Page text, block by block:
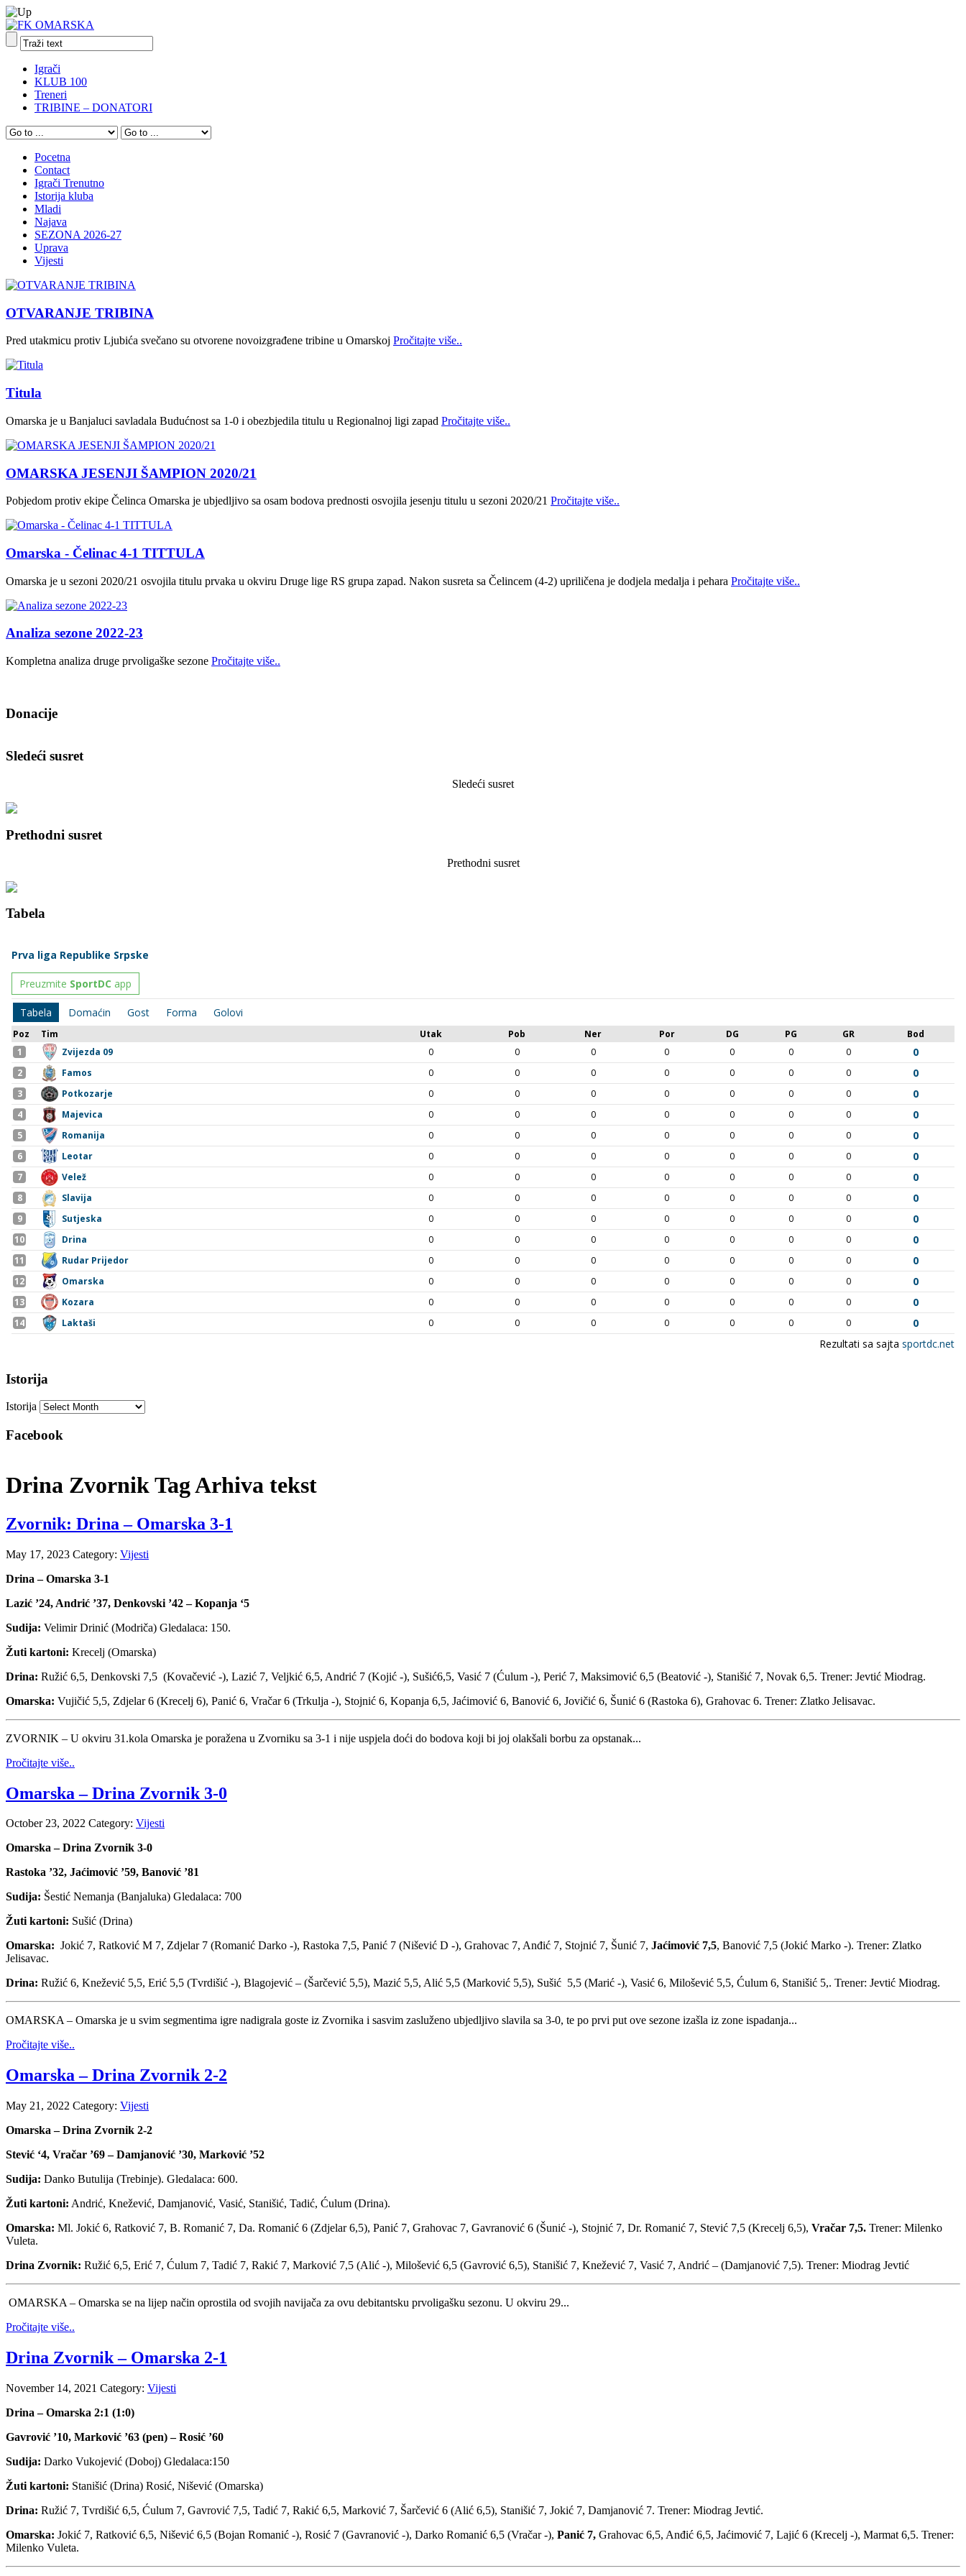
Igrači
KLUB 100
Treneri
TRIBINE – DONATORI
Pocetna
Contact
Igrači Trenutno
Istorija kluba
Mladi
Najava
SEZONA 2026-27
Uprava
Vijesti
OTVARANJE TRIBINA
Pred utakmicu protiv Ljubića svečano su otvorene novoizgrađene tribine u Omarskoj Pročitajte više..
Titula
Omarska je u Banjaluci savladala Budućnost sa 1-0 i obezbjedila titulu u Regionalnoj ligi zapad Pročitajte više..
OMARSKA JESENJI ŠAMPION 2020/21
Pobjedom protiv ekipe Čelinca Omarska je ubjedljivo sa osam bodova prednosti osvojila jesenju titulu u sezoni 2020/21 Pročitajte više..
Omarska - Čelinac 4-1 TITTULA
Omarska je u sezoni 2020/21 osvojila titulu prvaka u okviru Druge lige RS grupa zapad. Nakon susreta sa Čelincem (4-2) upriličena je dodjela medalja i pehara Pročitajte više..
Analiza sezone 2022-23
Kompletna analiza druge prvoligaške sezone Pročitajte više..
Donacije
Sledeći susret
Sledeći susret
Prethodni susret
Prethodni susret
Tabela
Istorija
Istorija
Facebook
Drina Zvornik Tag Arhiva tekst
Zvornik: Drina – Omarska 3-1
May 17, 2023 Category: Vijesti
Drina – Omarska 3-1
Lazić ’24, Andrić ’37, Denkovski ’42 – Kopanja ‘5
Sudija: Velimir Drinić (Modriča) Gledalaca: 150.
Žuti kartoni: Krecelj (Omarska)
Drina: Ružić 6,5, Denkovski 7,5 (Kovačević -), Lazić 7, Veljkić 6,5, Andrić 7 (Kojić -), Sušić6,5, Vasić 7 (Ćulum -), Perić 7, Maksimović 6,5 (Beatović -), Stanišić 7, Novak 6,5. Trener: Jevtić Miodrag.
Omarska: Vujičić 5,5, Zdjelar 6 (Krecelj 6), Panić 6, Vračar 6 (Trkulja -), Stojnić 6, Kopanja 6,5, Jaćimović 6, Banović 6, Jovičić 6, Šunić 6 (Rastoka 6), Grahovac 6. Trener: Zlatko Jelisavac.
ZVORNIK – U okviru 31.kola Omarska je poražena u Zvorniku sa 3-1 i nije uspjela doći do bodova koji bi joj olakšali borbu za opstanak...
Pročitajte više..
Omarska – Drina Zvornik 3-0
October 23, 2022 Category: Vijesti
Omarska – Drina Zvornik 3-0
Rastoka ’32, Jaćimović ’59, Banović ’81
Sudija: Šestić Nemanja (Banjaluka) Gledalaca: 700
Žuti kartoni: Sušić (Drina)
Omarska: Jokić 7, Ratković M 7, Zdjelar 7 (Romanić Darko -), Rastoka 7,5, Panić 7 (Nišević D -), Grahovac 7, Anđić 7, Stojnić 7, Šunić 7, Jaćimović 7,5, Banović 7,5 (Jokić Marko -). Trener: Zlatko
Jelisavac.
Drina: Ružić 6, Knežević 5,5, Erić 5,5 (Tvrdišić -), Blagojević – (Šarčević 5,5), Mazić 5,5, Alić 5,5 (Marković 5,5), Sušić 5,5 (Marić -), Vasić 6, Milošević 5,5, Ćulum 6, Stanišić 5,. Trener: Jevtić Miodrag.
OMARSKA – Omarska je u svim segmentima igre nadigrala goste iz Zvornika i sasvim zasluženo ubjedljivo slavila sa 3-0, te po prvi put ove sezone izašla iz zone ispadanja...
Pročitajte više..
Omarska – Drina Zvornik 2-2
May 21, 2022 Category: Vijesti
Omarska – Drina Zvornik 2-2
Stević ‘4, Vračar ’69 – Damjanović ’30, Marković ’52
Sudija: Danko Butulija (Trebinje). Gledalaca: 600.
Žuti kartoni: Andrić, Knežević, Damjanović, Vasić, Stanišić, Tadić, Ćulum (Drina).
Omarska: Ml. Jokić 6, Ratković 7, B. Romanić 7, Da. Romanić 6 (Zdjelar 6,5), Panić 7, Grahovac 7, Gavranović 6 (Šunić -), Stojnić 7, Dr. Romanić 7, Stević 7,5 (Krecelj 6,5), Vračar 7,5. Trener: Milenko
Vuleta.
Drina Zvornik: Ružić 6,5, Erić 7, Ćulum 7, Tadić 7, Rakić 7, Marković 7,5 (Alić -), Milošević 6,5 (Gavrović 6,5), Stanišić 7, Knežević 7, Vasić 7, Andrić – (Damjanović 7,5). Trener: Miodrag Jevtić
OMARSKA – Omarska se na lijep način oprostila od svojih navijača za ovu debitantsku prvoligašku sezonu. U okviru 29...
Pročitajte više..
Drina Zvornik – Omarska 2-1
November 14, 2021 Category: Vijesti
Drina – Omarska 2:1 (1:0)
Gavrović ’10, Marković ’63 (pen) – Rosić ’60
Sudija: Darko Vukojević (Doboj) Gledalaca:150
Žuti kartoni: Stanišić (Drina) Rosić, Nišević (Omarska)
Drina: Ružić 7, Tvrdišić 6,5, Ćulum 7, Gavrović 7,5, Tadić 7, Rakić 6,5, Marković 7, Šarčević 6 (Alić 6,5), Stanišić 7, Jokić 7, Damjanović 7. Trener: Miodrag Jevtić.
Omarska: Jokić 7, Ratković 6,5, Nišević 6,5 (Bojan Romanić -), Rosić 7 (Gavranović -), Darko Romanić 6,5 (Vračar -), Panić 7, Grahovac 6,5, Anđić 6,5, Jaćimović 7, Lajić 6 (Krecelj -), Marmat 6,5. Trener:
Milenko Vuleta.